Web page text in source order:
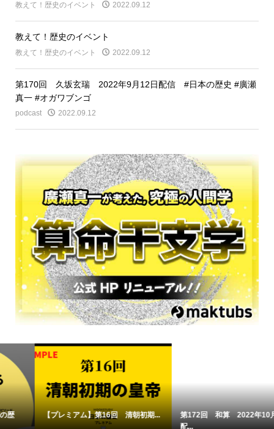
教えて！歴史のイベント 2022.09.12
教えて！歴史のイベント
教えて！歴史のイベント 2022.09.12
第170回 久坂玄瑞 2022年9月12日配信 #日本の歴史 #廣瀬
真一 #オガワブンゴ
podcast 2022.09.12
【プレミアム】第16回 清朝初期...
第172回 和算 2022年10月10日